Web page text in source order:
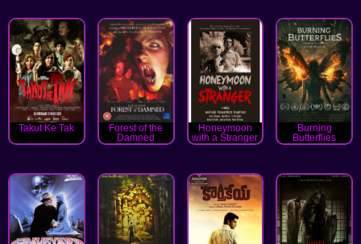
Takut Ke Tak
Forest of the
Damned
Honeymoon
with a Stranger
Burning
Butterflies